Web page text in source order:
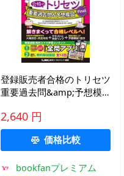
登録販売者合格のトリセツ
重要過去問&amp;予想模
禎廣/東京リーガルマイン
ドLEC登録販売者試験対策
プロジェクト
2,640 円
価格比較
bookfanプレミアム